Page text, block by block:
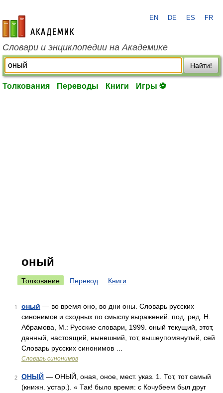
academic.ru
EN DE ES FR
Словари и энциклопедии на Академике
Найти!
Толкования Переводы Книги Игры ⚽
оный
Толкование Перевод Книги
1 оный — во время оно, во дни оны. Словарь русских
синонимов и сходных по смыслу выражений. под. ред. Н.
Абрамова, М.: Русские словари, 1999. оный текущий, этот,
данный, настоящий, нынешний, тот, вышеупомянутый, сей
Словарь русских синонимов …
Словарь синонимов
2 ОНЫЙ — ОНЫЙ, оная, оное, мест. указ. 1. Тот, тот самый
(книжн. устар.). « Так! было время: с Кочубеем был друг